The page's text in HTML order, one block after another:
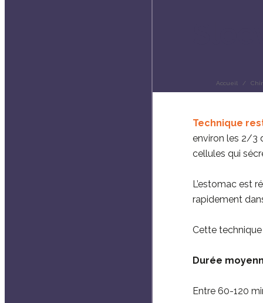
Accueil
Technique
environ les 2/3
cellules qui
L’estomac est
rapidement
Cette
Durée
Entre 60-120